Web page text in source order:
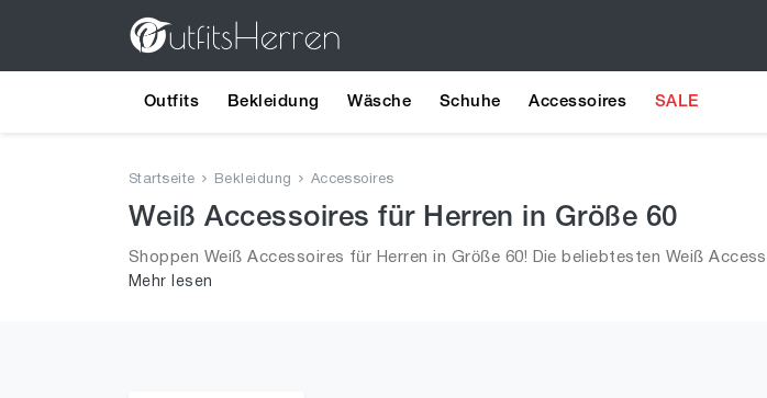
Outfits Bekleidung Wäsche Schuhe Accessoires SALE
Startseite Bekleidung Accessoires
Weiß Accessoires für Herren in Größe 60
Shoppen Weiß Accessoires für Herren in Größe 60! Die beliebtesten Weiß
aus 2026 für Männer!
Mehr lesen